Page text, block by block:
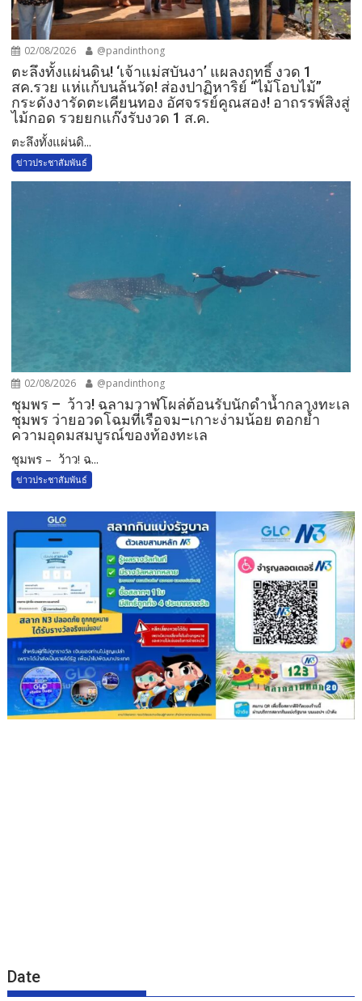
02/08/2026 @pandinthong
ตะลึงทั้งแผ่นดิน! ‘เจ้าแม่สบันงา’ แผลงฤทธิ์ งวด 1
สค.รวย แห่แก้บนล้นวัด!​ ส่องปาฏิหาริย์ “ไม้โอบไม้”
กระดังงารัดตะเคียนทอง อัศจรรย์คูณสอง! อาถรรพ์สิงสู่
ไม้กอด รวยยกแก๊งรับงวด 1 ส.ค.​
​ตะลึงทั้งแผ่นดิ...
ข่าวประชาสัมพันธ์
02/08/2026 @pandinthong
ชุมพร – ว้าว! ฉลามวาฬโผล่ต้อนรับนักดำน้ำกลางทะเล
ชุมพร ว่ายอวดโฉมที่เรือจม–เกาะง่ามน้อย ตอกย้ำ
ความอุดมสมบูรณ์ของท้องทะเล
ชุมพร – ว้าว! ฉ...
ข่าวประชาสัมพันธ์
Date